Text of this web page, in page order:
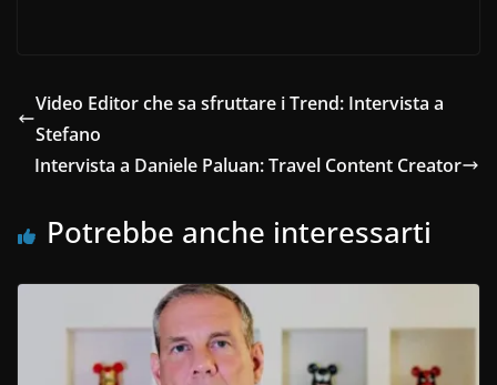
Video Editor che sa sfruttare i Trend: Intervista a
Stefano
Intervista a Daniele Paluan: Travel Content Creator
Potrebbe anche interessarti